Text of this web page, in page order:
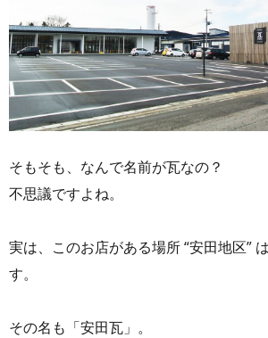
そもそも、なんで名前が瓦なの？
不思議ですよね。
実は、このお店がある場所 “安田地区”
す。
その名も「安田瓦」。